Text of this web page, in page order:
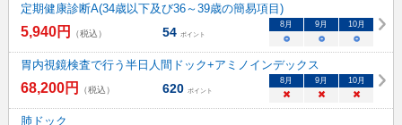
定期健康診断A(34歳以下及び36～39歳の簡易項目)
5,940円 （税込） 54 ポイント
8 月 9 月 10月
○ ○ ○
胃内視鏡検査で行う半日人間ドック+アミノインデックス
68,200円 （税込） 620 ポイント
8 月 9 月 10月
× × ×
肺ドック